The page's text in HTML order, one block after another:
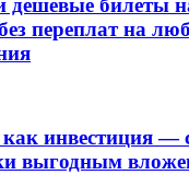
дешёвые билеты
переплат на
инвестиция —
выгодным